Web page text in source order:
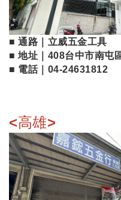
■ 通路｜立威五金工具
■ 地址｜ 408台中市南屯
■ 電話｜ 04-24631812
<高雄>